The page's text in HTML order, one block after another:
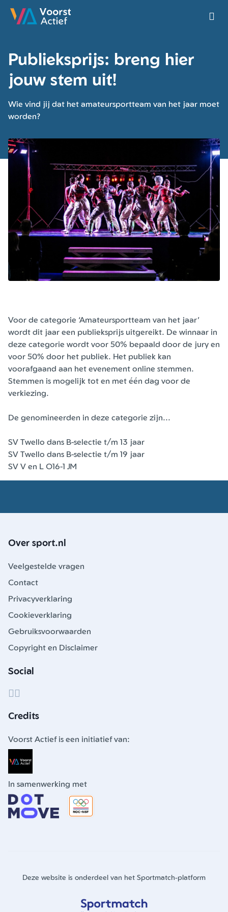
Ga naar de homepage van Voorst Actief
Publieksprijs: breng hier
jouw stem uit!
Wie vind jij dat het amateursportteam van het jaar moet
worden?
Voor de categorie ‘Amateursportteam van het jaar’
wordt dit jaar een publieksprijs uitgereikt. De winnaar in
deze categorie wordt voor 50% bepaald door de jury en
voor 50% door het publiek. Het publiek kan
voorafgaand aan het evenement online stemmen.
Stemmen is mogelijk tot en met één dag voor de
verkiezing.
De genomineerden in deze categorie zijn...
SV Twello dans B-selectie t/m 13 jaar
SV Twello dans B-selectie t/m 19 jaar
SV V en L O16-1 JM
Over sport.nl
Veelgestelde vragen
Contact
Privacyverklaring
Cookieverklaring
Gebruiksvoorwaarden
Copyright en Disclaimer
Social
Credits
Voorst Actief is een initiatief van:
In samenwerking met
Deze website is onderdeel van het Sportmatch-platform